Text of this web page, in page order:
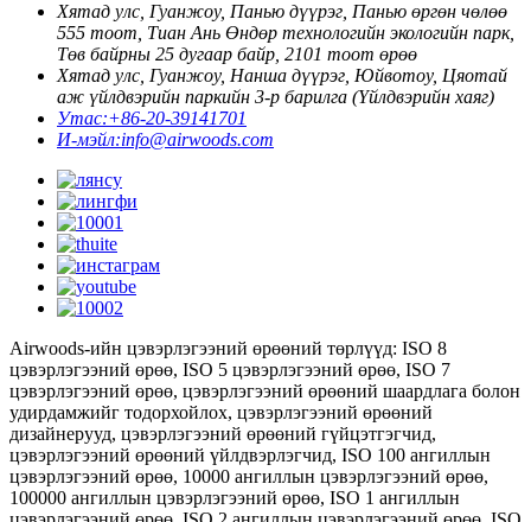
Хятад улс, Гуанжоу, Панью дүүрэг, Панью өргөн чөлөө
555 тоот, Тиан Ань Өндөр технологийн экологийн парк,
Төв байрны 25 дугаар байр, 2101 тоот өрөө
Хятад улс, Гуанжоу, Нанша дүүрэг, Юйвотоу, Цяотай
аж үйлдвэрийн паркийн 3-р барилга (Үйлдвэрийн хаяг)
Утас:+86-20-39141701
И-мэйл:info@airwoods.com
Airwoods-ийн цэвэрлэгээний өрөөний төрлүүд: ISO 8
цэвэрлэгээний өрөө, ISO 5 цэвэрлэгээний өрөө, ISO 7
цэвэрлэгээний өрөө, цэвэрлэгээний өрөөний шаардлага болон
удирдамжийг тодорхойлох, цэвэрлэгээний өрөөний
дизайнерууд, цэвэрлэгээний өрөөний гүйцэтгэгчид,
цэвэрлэгээний өрөөний үйлдвэрлэгчид, ISO 100 ангиллын
цэвэрлэгээний өрөө, 10000 ангиллын цэвэрлэгээний өрөө,
100000 ангиллын цэвэрлэгээний өрөө, ISO 1 ангиллын